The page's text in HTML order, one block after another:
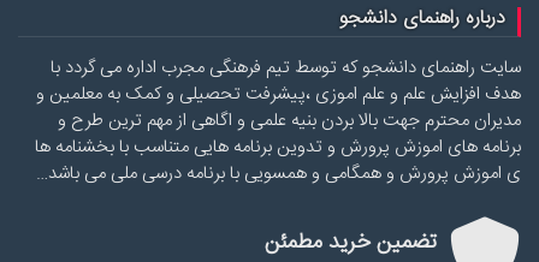
درباره راهنمای دانشجو
سایت راهنمای دانشجو که توسط تیم فرهنگی مجرب اداره می گردد با
هدف افزایش علم و علم اموزی ،پیشرفت تحصیلی و کمک به معلمین و
مدیران محترم جهت بالا بردن بنیه علمی و اگاهی از مهم ترین طرح و
برنامه های اموزش پرورش و تدوین برنامه هایی متناسب با بخشنامه ها
ی اموزش پرورش و همگامی و همسویی با برنامه درسی ملی می باشد…
تضمین خرید مطمئن